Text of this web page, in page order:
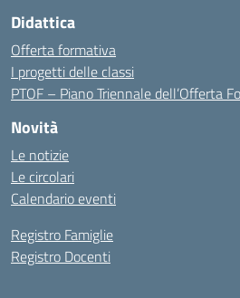
Didattica
Offerta formativa
I progetti delle classi
PTOF – Piano Triennale dell’Offerta
Novità
Le notizie
Le circolari
Calendario eventi
Registro Famiglie
Registro Docenti